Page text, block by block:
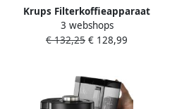
Krups Filterkoffieapparaat
KM4689 T8 1 l met
drukbrouwsysteem
3 webshops
€ 132,25 € 128,99